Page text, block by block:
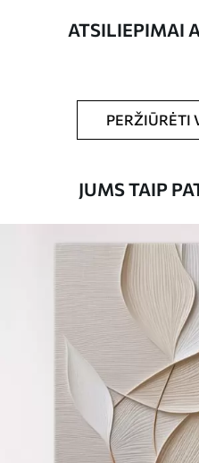
Straipsnio
s03914
Galite
Standartas
Iš15.00€
Eco-Premium
.00
ATSILIEPIMAI
PERŽIŪRĖTI
JUMS TAIP